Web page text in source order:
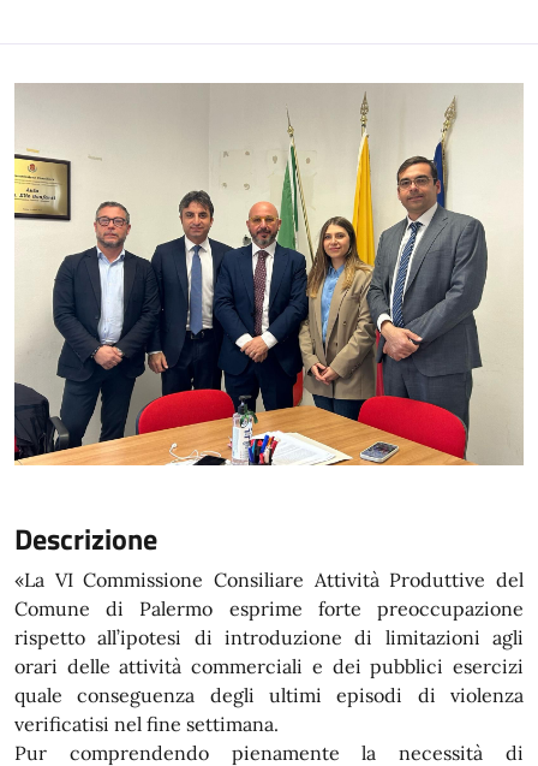
Descrizione
«La VI Commissione Consiliare Attività Produttive del
Comune di Palermo esprime forte preoccupazione
rispetto all’ipotesi di introduzione di limitazioni agli
orari delle attività commerciali e dei pubblici esercizi
quale conseguenza degli ultimi episodi di violenza
verificatisi nel fine settimana.
Pur comprendendo pienamente la necessità di